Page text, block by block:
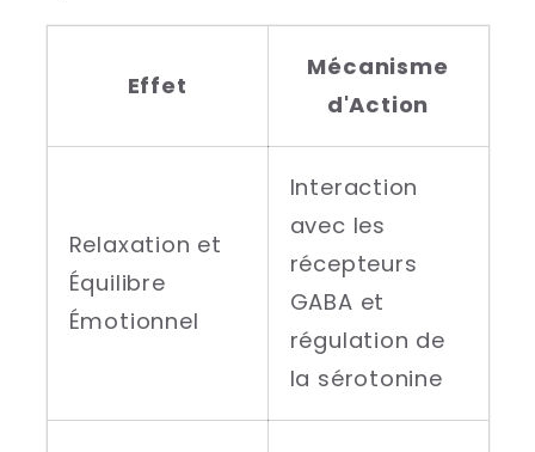
Effet
Mécanisme
d'Action
Relaxation et
Équilibre
Émotionnel
Interaction
avec les
récepteurs
GABA et
régulation de
la sérotonine